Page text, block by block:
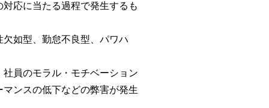
応に当たる過程で発生するも
如型、勤怠不良型、パワハ
員のモラル・モチベーション
ンスの低下などの弊害が発生